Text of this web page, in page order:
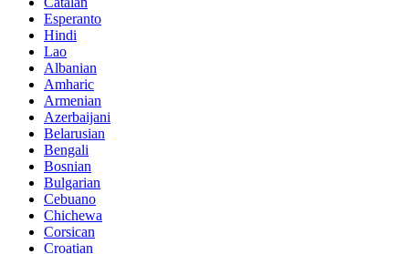
Esperanto
Hindi
Lao
Albanian
Amharic
Armenian
Azerbaijani
Belarusian
Bengali
Bosnian
Bulgarian
Cebuano
Chichewa
Corsican
Croatian